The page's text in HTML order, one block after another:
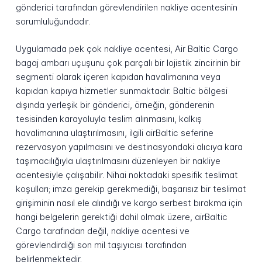
gönderici tarafından görevlendirilen nakliye acentesinin
sorumluluğundadır.
Uygulamada pek çok nakliye acentesi, Air Baltic Cargo
bagaj ambarı uçuşunu çok parçalı bir lojistik zincirinin bir
segmenti olarak içeren kapıdan havalimanına veya
kapıdan kapıya hizmetler sunmaktadır. Baltic bölgesi
dışında yerleşik bir gönderici, örneğin, gönderenin
tesisinden karayoluyla teslim alınmasını, kalkış
havalimanına ulaştırılmasını, ilgili airBaltic seferine
rezervasyon yapılmasını ve destinasyondaki alıcıya kara
taşımacılığıyla ulaştırılmasını düzenleyen bir nakliye
acentesiyle çalışabilir. Nihai noktadaki spesifik teslimat
koşulları; imza gerekip gerekmediği, başarısız bir teslimat
girişiminin nasıl ele alındığı ve kargo serbest bırakma için
hangi belgelerin gerektiği dahil olmak üzere, airBaltic
Cargo tarafından değil, nakliye acentesi ve
görevlendirdiği son mil taşıyıcısı tarafından
belirlenmektedir.